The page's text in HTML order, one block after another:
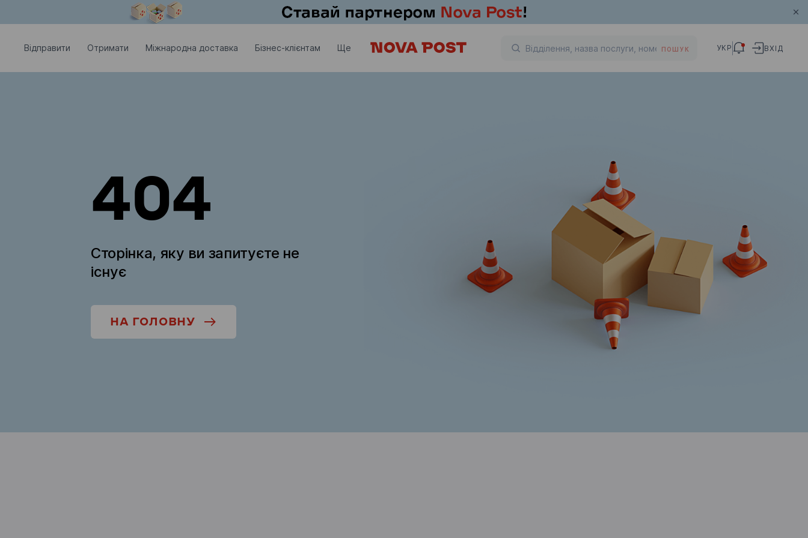
Відправити Отримати Міжнародна доставка Бізнес-клієнтам Ще ПОШУК УКР ВХІД
404
Сторінка, яку ви запитуєте не
існує
НА ГОЛОВНУ